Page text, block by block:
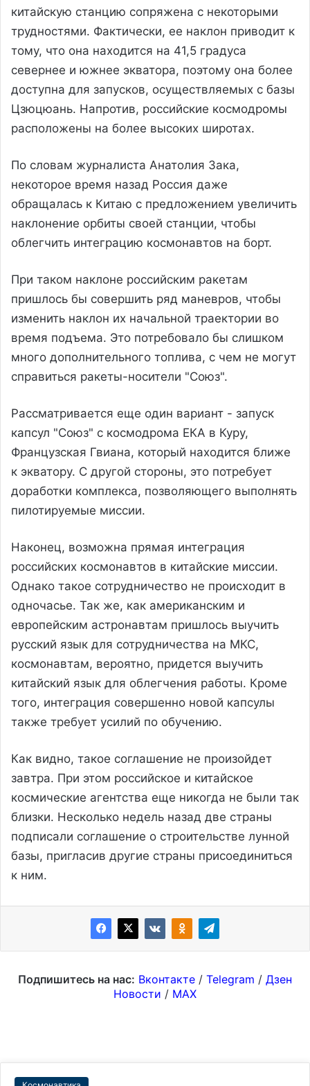
китайскую станцию ​​сопряжена с некоторыми
трудностями. Фактически, ее наклон приводит к
тому, что она находится на 41,5 градуса
севернее и южнее экватора, поэтому она более
доступна для запусков, осуществляемых с базы
Цзюцюань. Напротив, российские космодромы
расположены на более высоких широтах.
По словам журналиста Анатолия Зака,
некоторое время назад Россия даже
обращалась к Китаю с предложением увеличить
наклонение орбиты своей станции, чтобы
облегчить интеграцию космонавтов на борт.
При таком наклоне российским ракетам
пришлось бы совершить ряд маневров, чтобы
изменить наклон их начальной траектории во
время подъема. Это потребовало бы слишком
много дополнительного топлива, с чем не могут
справиться ракеты-носители "Союз".
Рассматривается еще один вариант - запуск
капсул "Союз" с космодрома ЕКА в Куру,
Французская Гвиана, который находится ближе
к экватору. С другой стороны, это потребует
доработки комплекса, позволяющего выполнять
пилотируемые миссии.
Наконец, возможна прямая интеграция
российских космонавтов в китайские миссии.
Однако такое сотрудничество не происходит в
одночасье. Так же, как американским и
европейским астронавтам пришлось выучить
русский язык для сотрудничества на МКС,
космонавтам, вероятно, придется выучить
китайский язык для облегчения работы. Кроме
того, интеграция совершенно новой капсулы
также требует усилий по обучению.
Как видно, такое соглашение не произойдет
завтра. При этом российское и китайское
космические агентства еще никогда не были так
близки. Несколько недель назад две страны
подписали соглашение о строительстве лунной
базы, пригласив другие страны присоединиться
к ним.
Подпишитесь на нас: Вконтакте / Telegram / Дзен
Новости / MAX